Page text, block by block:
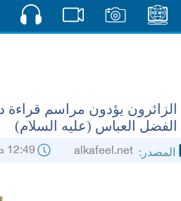
الزائرون يؤدون مراسم
الفضل العباس (عليه السلام)
المصدر: 12:49 صباحاً